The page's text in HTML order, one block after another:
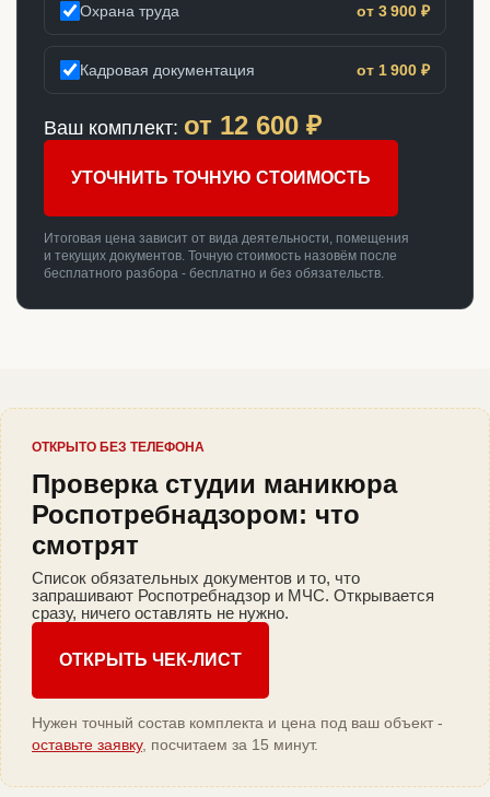
Охрана труда от 3 900 ₽
Кадровая документация от 1 900 ₽
Ваш комплект: от 12 600 ₽
УТОЧНИТЬ ТОЧНУЮ СТОИМОСТЬ
Итоговая цена зависит от вида деятельности, помещения
и текущих документов. Точную стоимость назовём после
бесплатного разбора - бесплатно и без обязательств.
ОТКРЫТО БЕЗ ТЕЛЕФОНА
Проверка студии маникюра
Роспотребнадзором: что
смотрят
Список обязательных документов и то, что
запрашивают Роспотребнадзор и МЧС. Открывается
сразу, ничего оставлять не нужно.
ОТКРЫТЬ ЧЕК-ЛИСТ
Нужен точный состав комплекта и цена под ваш объект -
оставьте заявку, посчитаем за 15 минут.